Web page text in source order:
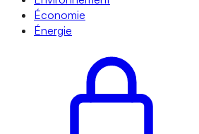
Économie
Énergie